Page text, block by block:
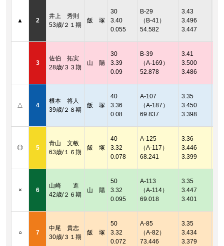
▲ 2
井上 秀則
53歳/２１期
飯 塚
30
3.40
0.055
B-29
（B-41）
54.582
3.43
3.496
3.447
3
佐伯 拓実
28歳/３３期
山 陽
30
3.39
0.09
B-39
（A-169）
52.878
3.41
3.500
3.486
△ 4
根本 将人
39歳/２８期
飯 塚
40
3.36
0.08
A-107
（A-187）
69.837
3.35
3.450
3.398
◎ 5
青山 文敏
63歳/１６期
飯 塚
40
3.32
0.078
A-125
（A-117）
68.241
3.36
3.446
3.399
× 6
山崎 進
42歳/２６期
山 陽
50
3.32
0.095
A-113
（A-114）
69.018
3.35
3.447
3.401
○ 7
中尾 貴志
30歳/３１期
飯 塚
50
3.32
0.072
A-85
（A-82）
73.446
3.35
3.434
3.379